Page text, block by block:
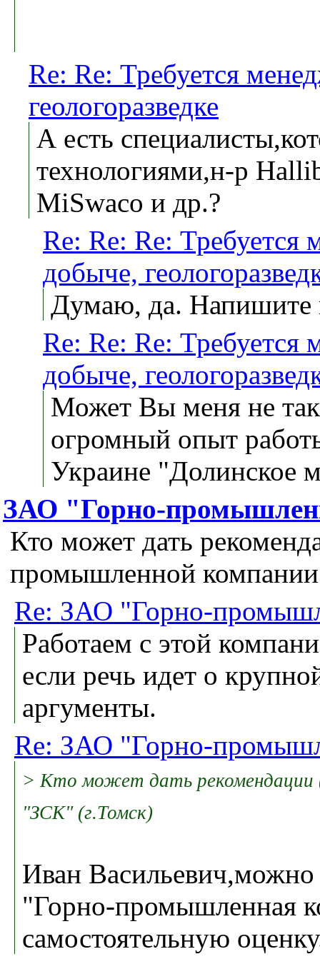
Re: Re: Требуется
геологоразведке
А есть
технологиями,н-р
MiSwaco и др.?
Re: Re: Re: Требуется
добыче,
Думаю, да. Напишите
Re: Re: Re: Требуется
добыче,
Может Вы меня не так
огромный опыт
Украине "Долинское
ЗАО "Горно-
Кто может дать
промышленной
Re: ЗАО "Горно-
Работаем с этой
если речь идет о
аргументы.
Re: ЗАО "Горно-
> Кто может дать рекомендации
"ЗСК" (г.Томск)
Иван
"Горно-промышленная
самостоятельную